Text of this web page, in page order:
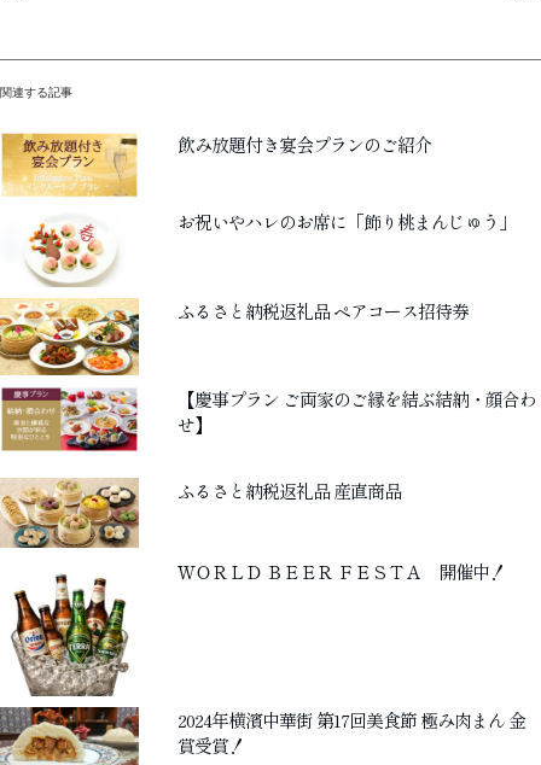
投
稿
ナ
ビ
ゲ
ー
シ
ョ
ン
関連する記事
飲み放題付き宴会プランのご紹介
お祝いやハレのお席に「飾り桃まんじゅう」
ふるさと納税返礼品 ペアコース招待券
【慶事プラン ご両家のご縁を結ぶ結納・顔合わ
せ】
ふるさと納税返礼品 産直商品
ＷＯＲＬＤ ＢＥＥＲ ＦＥＳＴＡ 開催中！
2024年横濱中華街 第17回美食節 極み肉まん 金
賞受賞！